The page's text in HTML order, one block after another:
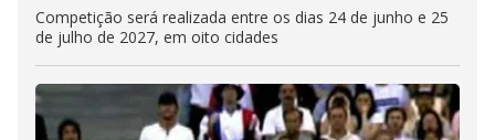
Competição será realizada entre os dias 24 de junho e 25
de julho de 2027, em oito cidades